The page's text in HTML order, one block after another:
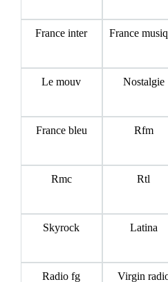
France inter France
Le mouv Nostalgie
France bleu Rfm
Rmc Rtl
Skyrock Latina
Radio fg Virgin